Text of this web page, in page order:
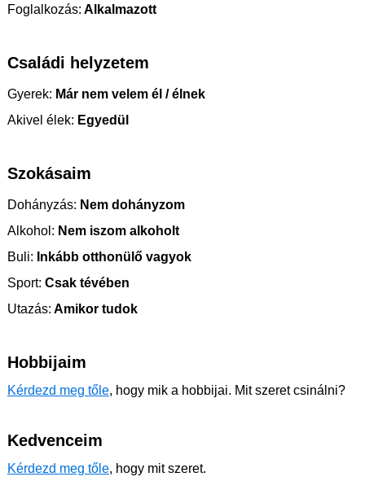
Foglalkozás: Alkalmazott
Családi helyzetem
Gyerek: Már nem velem él / élnek
Akivel élek: Egyedül
Szokásaim
Dohányzás: Nem dohányzom
Alkohol: Nem iszom alkoholt
Buli: Inkább otthonülő vagyok
Sport: Csak tévében
Utazás: Amikor tudok
Hobbijaim
Kérdezd meg tőle, hogy mik a hobbijai. Mit szeret csinálni?
Kedvenceim
Kérdezd meg tőle, hogy mit szeret.